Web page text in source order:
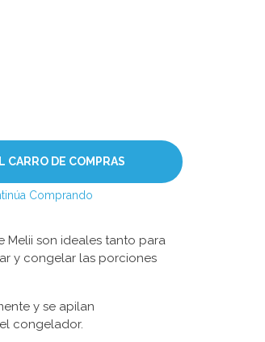
Comprando
Melii son ideales tanto para
y congelar las porciones
y se apilan
congelador.